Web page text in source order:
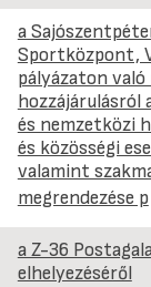
a
Sportközpont,
pályázaton
hozzájárulásról
és nemzetközi
és közösségi
valamint
megrendezése p
a Z-36
elhelyezéséről